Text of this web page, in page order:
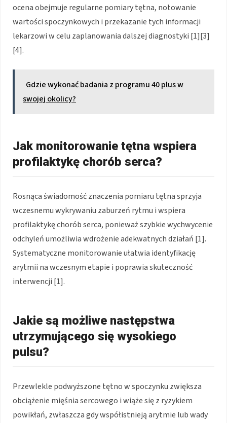
ocena obejmuje regularne pomiary tętna, notowanie
wartości spoczynkowych i przekazanie tych informacji
lekarzowi w celu zaplanowania dalszej diagnostyki [1][3]
[4].
Gdzie wykonać badania z programu 40 plus w
swojej okolicy?
Jak monitorowanie tętna wspiera
profilaktykę chorób serca?
Rosnąca świadomość znaczenia pomiaru tętna sprzyja
wczesnemu wykrywaniu zaburzeń rytmu i wspiera
profilaktykę chorób serca, ponieważ szybkie wychwycenie
odchyleń umożliwia wdrożenie adekwatnych działań [1].
Systematyczne monitorowanie ułatwia identyfikację
arytmii na wczesnym etapie i poprawia skuteczność
interwencji [1].
Jakie są możliwe następstwa
utrzymującego się wysokiego
pulsu?
Przewlekle podwyższone tętno w spoczynku zwiększa
obciążenie mięśnia sercowego i wiąże się z ryzykiem
powikłań, zwłaszcza gdy współistnieją arytmie lub wady